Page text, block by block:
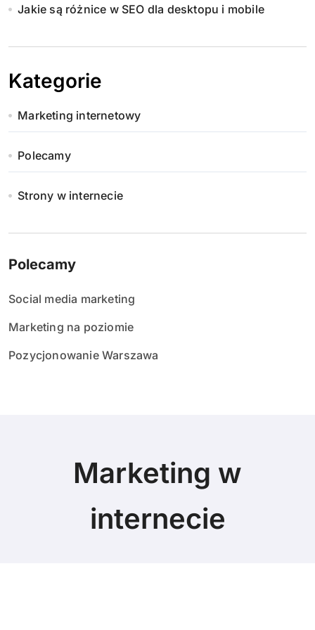
Jakie są różnice w SEO dla desktopu i mobile
Kategorie
Marketing internetowy
Polecamy
Strony w internecie
Polecamy
Social media marketing
Marketing na poziomie
Pozycjonowanie Warszawa
Marketing w
internecie